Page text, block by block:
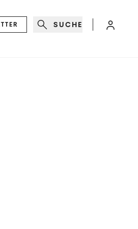
SUCHE